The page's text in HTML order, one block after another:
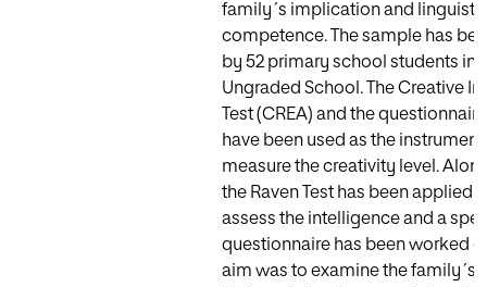
family´s implication and
competence. The sample has
by 52 primary school students in
Ungraded School. The Creative
Test (CREA) and the
have been used as the
measure the creativity level.
the Raven Test has been applied
assess the intelligence and a
questionnaire has been worked
aim was to examine the family´s